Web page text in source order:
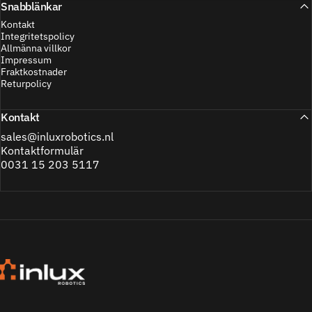
Snabblänkar
Kontakt
Integritetspolicy
Allmänna villkor
Impressum
Fraktkostnader
Returpolicy
Kontakt
sales@inluxrobotics.nl
Kontaktformulär
0031 15 203 5117
Inlux Robotics